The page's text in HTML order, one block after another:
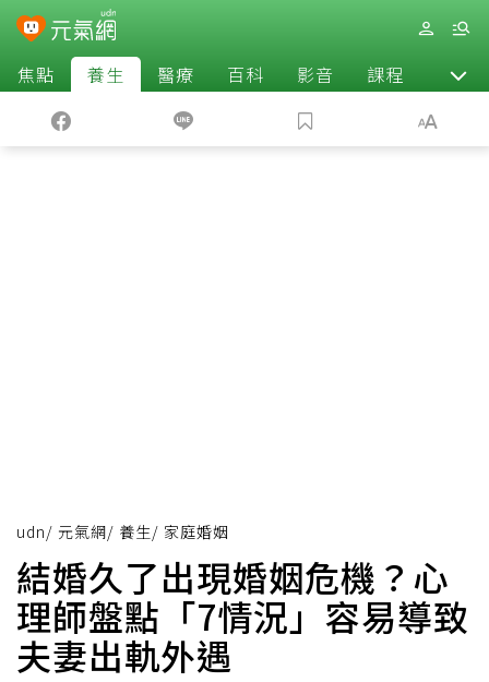
焦點 養生 醫療 百科 影音 課程 退休
udn/ 元氣網/ 養生/ 家庭婚姻
結婚久了出現婚姻危機？心
理師盤點「7情況」容易導致
夫妻出軌外遇